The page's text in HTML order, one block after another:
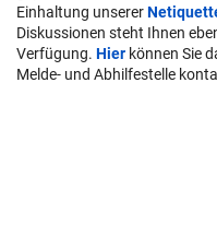
Einhaltung unserer
Diskussionen steht Ihnen
Verfügung. Hier können Sie
Melde- und Abhilfestelle